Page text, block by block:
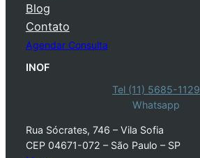
Blog
Contato
Agendar Consulta
INOF
Tel (11) 5685-1129
Whatsapp
Rua Sócrates, 746 – Vila Sofia
CEP 04671-072 – São Paulo – SP